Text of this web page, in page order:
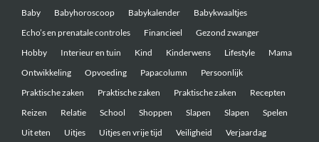
Baby Babyhoroscoop Babykalender
Babykwaaltjes
Echo’s en prenatale controles
Financieel
Gezond zwanger
Hobby
Interieur en tuin Kind Kinderwens Lifestyle
Mama
Ontwikkeling
Opvoeding Papacolumn
Persoonlijk
Praktische zaken
Praktische zaken Praktische zaken
Recepten
Reizen
Relatie School Shoppen Slapen Slapen
Spelen
Uit eten
Uitjes Uitjes en vrije tijd Veiligheid Verjaardag